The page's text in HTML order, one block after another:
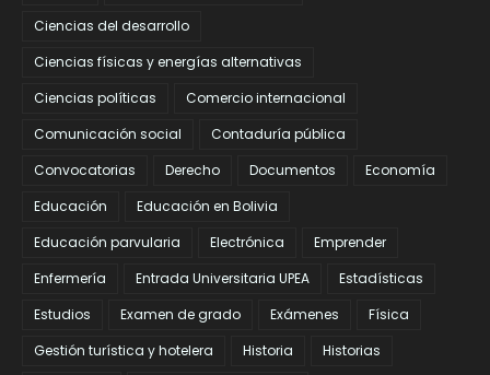
Ciencias del desarrollo
Ciencias físicas y energías alternativas
Ciencias políticas
Comercio internacional
Comunicación social
Contaduría pública
Convocatorias
Derecho Documentos
Economía
Educación
Educación en Bolivia
Educación parvularia
Electrónica
Emprender
Enfermería
Entrada Universitaria UPEA
Estadísticas
Estudios
Examen de grado Exámenes
Física
Gestión turística y hotelera
Historia
Historias